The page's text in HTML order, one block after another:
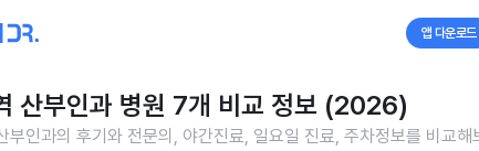
앱 다운로드
산부인과 병원 7개 비교 정보 (2026)
부인과의 후기와 전문의, 야간진료, 일요일 진료, 주차정보를 비교해